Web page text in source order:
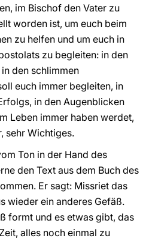
im Bischof den Vater zu
worden ist, um euch beim
zu helfen und um euch in
zu begleiten: in den
den schlimmen
euch immer begleiten, in
in den Augenblicken
Leben immer haben werdet,
sehr Wichtiges.
Ton in der Hand des
den Text aus dem Buch des
Er sagt: Missriet das
wieder ein anderes Gefäß.
formt und es etwas gibt, das
alles noch einmal zu